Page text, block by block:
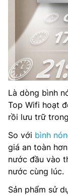
Là dòng bình
Top Wifi hoạt
rồi lưu trữ
So với bình
giá an toàn
nước đầu vào
nước cùng lúc.
Sản phẩm sử